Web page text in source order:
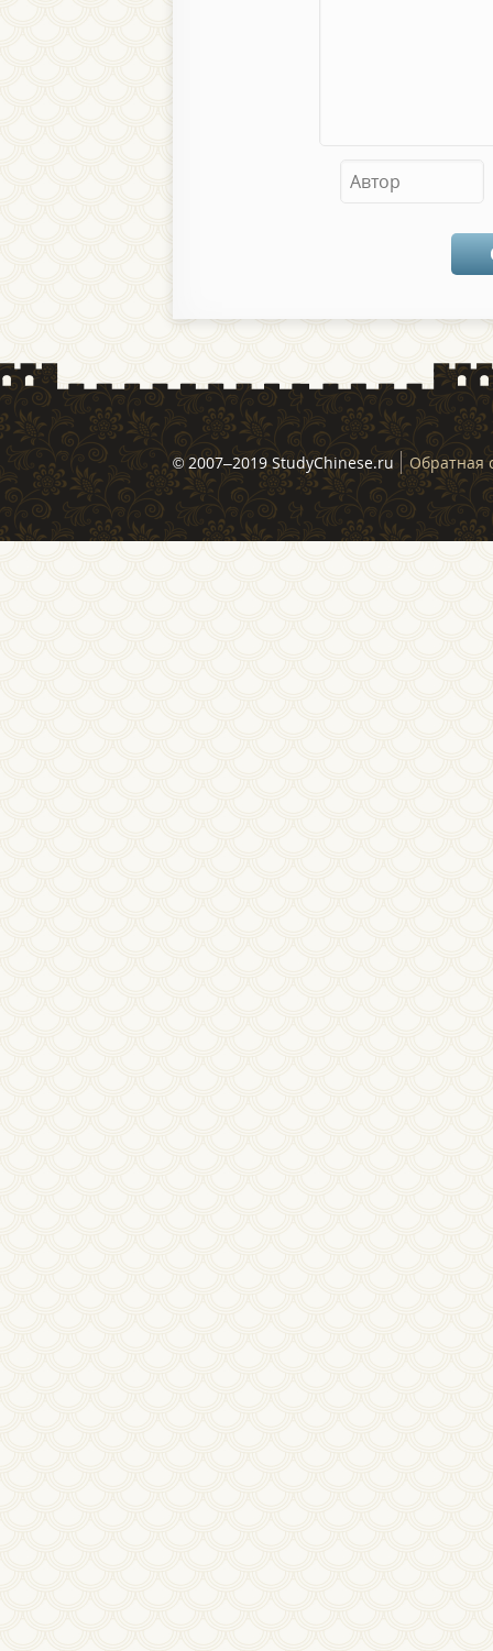
© 2007–2019 StudyChinese.ru Обратная